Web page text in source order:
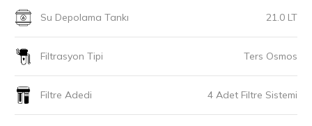
Su Depolama Tankı 21.0 LT
Filtrasyon Tipi Ters Osmos
Filtre Adedi 4 Adet Filtre Sistemi